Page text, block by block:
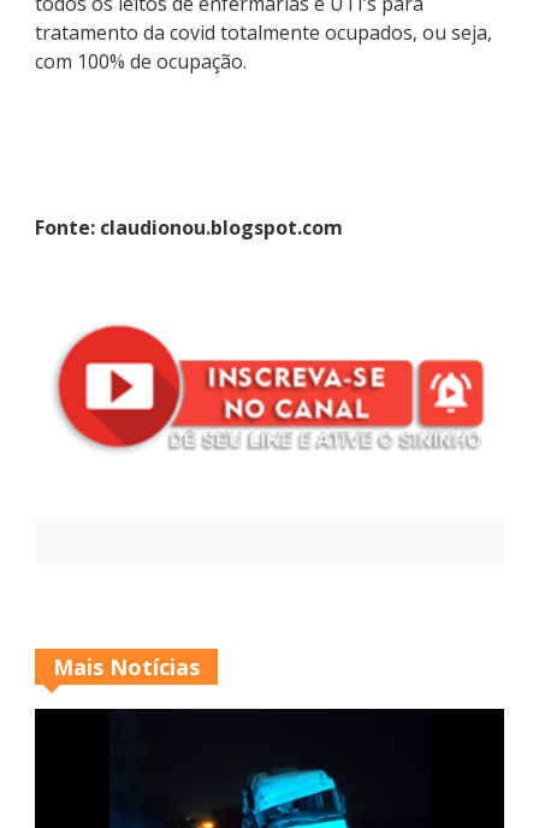
tratamento da covid totalmente ocupados, ou seja,
com 100% de ocupação.
Fonte: claudionou.blogspot.com
Mais Notícias